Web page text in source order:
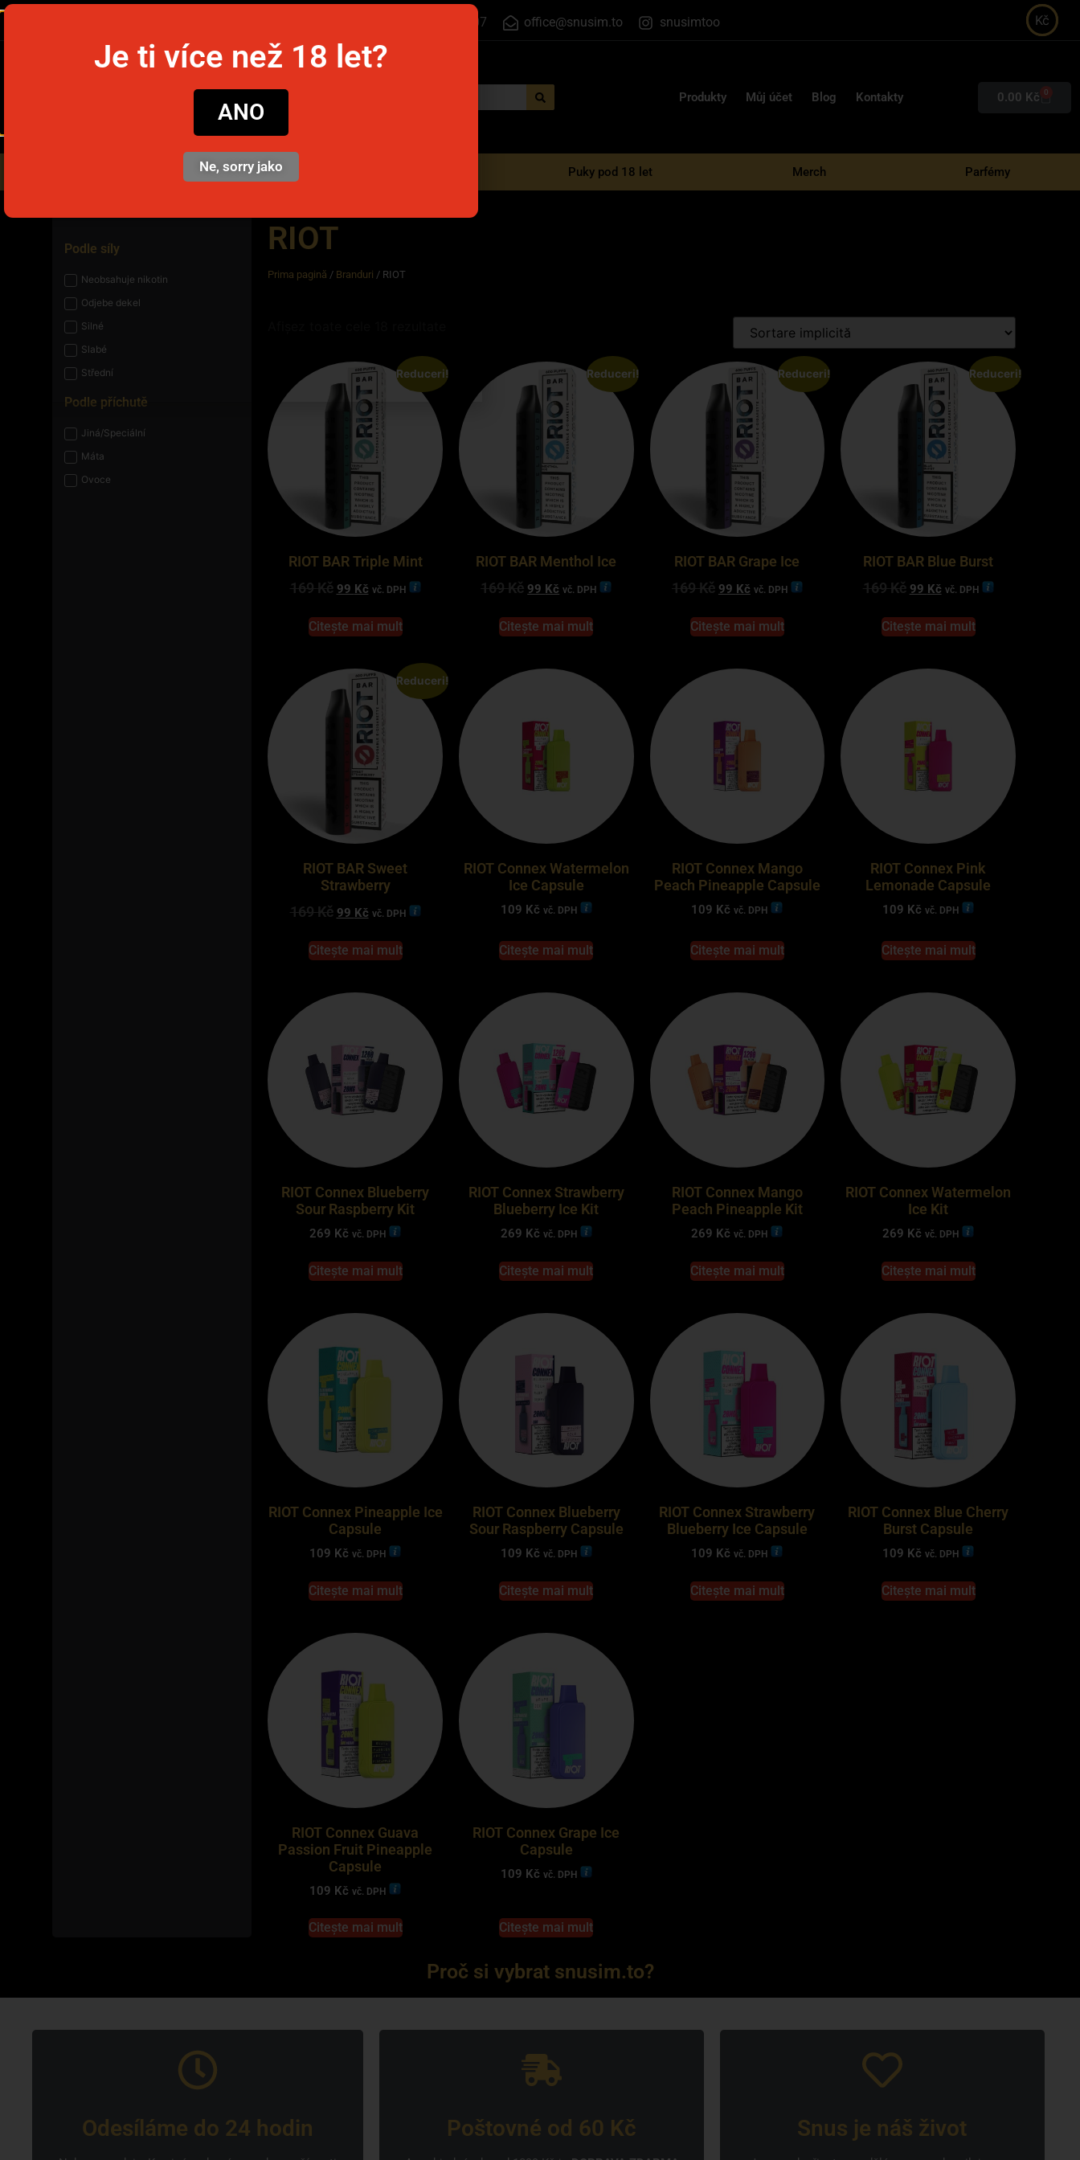
+420 555 500 807 office@snusim.to snusimtoo
snusim Produkty Můj účet Blog Kontakty 0.00 Kč 0
Puky pod 18 let Merch Parfémy
Podle síly
Neobsahuje nikotin
Odjebe dekel
Silné
Slabé
Střední
Podle příchutě
Jiná/Speciální
Máta
Ovoce
RIOT
Prima pagină / Branduri / RIOT
Reduceri!
RIOT BAR Triple Mint
169Kč 99 Kč vč. DPH
Citește mai mult
Reduceri!
RIOT BAR Menthol Ice
169Kč 99 Kč vč. DPH
Citește mai mult
Reduceri!
RIOT BAR Grape Ice
169Kč 99 Kč vč. DPH
Citește mai mult
Reduceri!
RIOT BAR Blue Burst
169Kč 99 Kč vč. DPH
Citește mai mult
Reduceri!
RIOT BAR Sweet
Strawberry
169Kč 99 Kč vč. DPH
Citește mai mult
RIOT Connex Watermelon
Ice Capsule
109 Kč vč. DPH
Citește mai mult
RIOT Connex Mango
Peach Pineapple Capsule
109 Kč vč. DPH
Citește mai mult
RIOT Connex Pink
Lemonade Capsule
109 Kč vč. DPH
Citește mai mult
RIOT Connex Blueberry
Sour Raspberry Kit
269 Kč vč. DPH
Citește mai mult
RIOT Connex Strawberry
Blueberry Ice Kit
269 Kč vč. DPH
Citește mai mult
RIOT Connex Mango
Peach Pineapple Kit
269 Kč vč. DPH
Citește mai mult
RIOT Connex Watermelon
Ice Kit
269 Kč vč. DPH
Citește mai mult
RIOT Connex Pineapple Ice
Capsule
109 Kč vč. DPH
Citește mai mult
RIOT Connex Blueberry
Sour Raspberry Capsule
109 Kč vč. DPH
Citește mai mult
RIOT Connex Strawberry
Blueberry Ice Capsule
109 Kč vč. DPH
Citește mai mult
RIOT Connex Blue Cherry
Burst Capsule
109 Kč vč. DPH
Citește mai mult
RIOT Connex Guava
Passion Fruit Pineapple
Capsule
109 Kč vč. DPH
Citește mai mult
RIOT Connex Grape Ice
Capsule
109 Kč vč. DPH
Citește mai mult
Proč si vybrat snusim.to?
Odesíláme do 24 hodin Poštovné od 60 Kč Snus je náš život
Kč
Je ti více než 18 let?
ANO
Ne, sorry jako